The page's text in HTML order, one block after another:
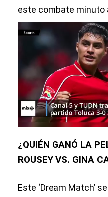
este combate minuto
¿QUIÉN GANÓ LA
ROUSEY VS. GINA
Este ‘Dream Match’